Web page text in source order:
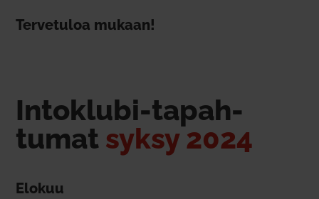
Ter­ve­tuloa mukaan!
Intoklubi-tapah­
tumat syksy 2024
Elokuu